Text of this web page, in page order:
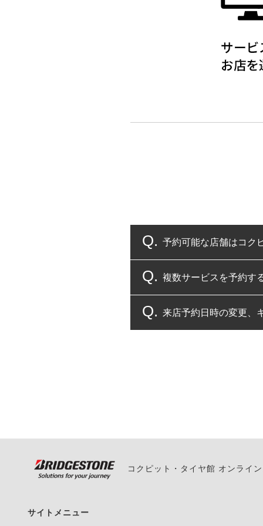
予約可能な店舗はコク
コクピット・タイヤ館
複数サービスを予約す
複数サービスのご予約
来店予約日時の変更、
また、やむを得ない
コクピット・タイヤ館 オンライ
サイトメニュー